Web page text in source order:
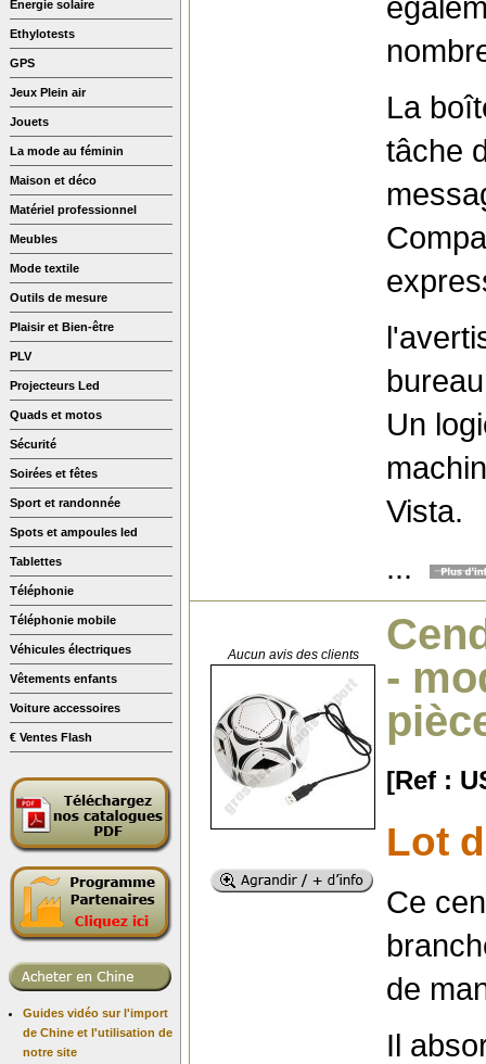
Energie solaire
Ethylotests
GPS
Jeux Plein air
Jouets
La mode au féminin
Maison et déco
Matériel professionnel
Meubles
Mode textile
Outils de mesure
Plaisir et Bien-être
PLV
Projecteurs Led
Quads et motos
Sécurité
Soirées et fêtes
Sport et randonnée
Spots et ampoules led
Tablettes
Téléphonie
Téléphonie mobile
Véhicules électriques
Vêtements enfants
Voiture accessoires
€ Ventes Flash
Guides vidéo sur l'import
de Chine et l'utilisation de
notre site
La
tâche
Un
Vista.
...
Aucun avis des clients
-
[Ref :
Lot
Ce
de
Il